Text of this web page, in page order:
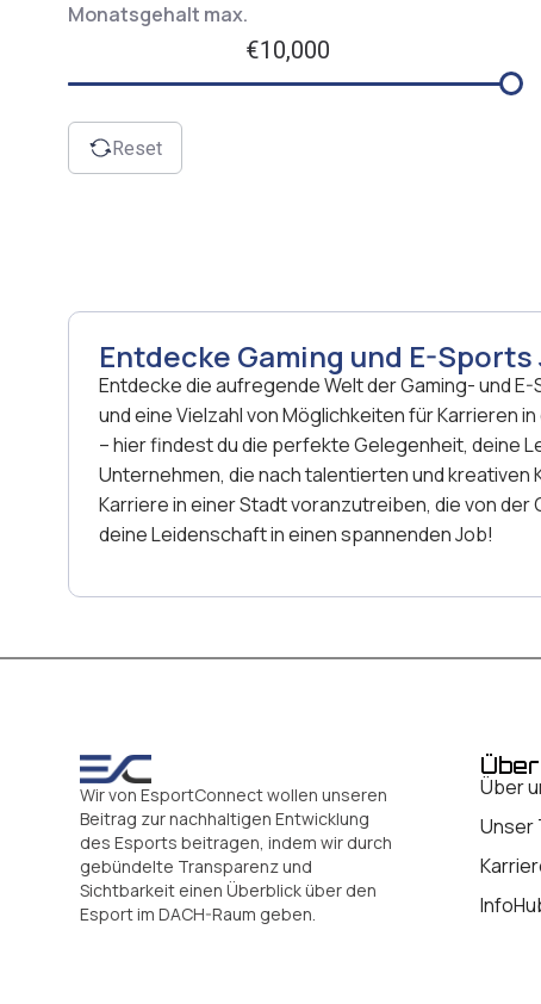
Monatsgehalt max.
€10,000
Reset
Entdecke Gaming und E-
Entdecke die aufregende Welt der Gaming- und
und eine Vielzahl von Möglichkeiten für Karrieren
– hier findest du die perfekte Gelegenheit, deine
Unternehmen, die nach talentierten und kreativen
Karriere in einer Stadt voranzutreiben, die von
deine Leidenschaft in einen spannenden Job!
Wir von EsportConnect wollen unseren
Beitrag zur nachhaltigen Entwicklung
des Esports beitragen, indem wir durch
gebündelte Transparenz und
Sichtbarkeit einen Überblick über den
Esport im DACH-Raum geben.
Über
Unser